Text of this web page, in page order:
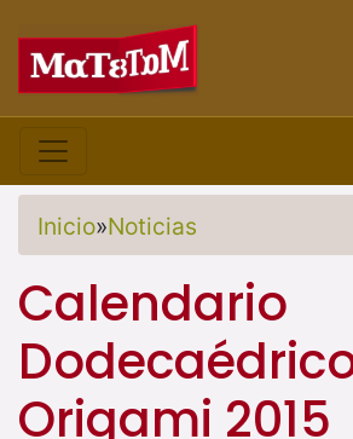
Inicio»Noticias
Calendario
Origami 2015